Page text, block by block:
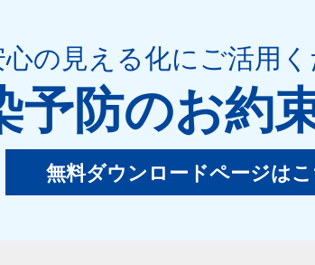
心の見える化にご活用
予防のお約束
無料ダウンロードページは